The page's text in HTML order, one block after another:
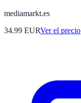
mediamarkt.es
34.99 EURVer el precio